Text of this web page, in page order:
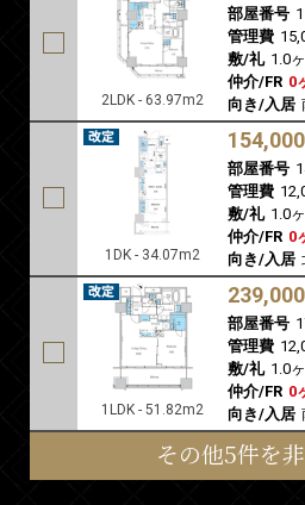
2LDK - 63.97m2
部屋番号
管理費
敷/礼 1.0
仲介/FR 0
向き/入居
1DK - 34.07m2
部屋番号
管理費
敷/礼 1.0
仲介/FR 0
向き/入居
1LDK - 51.82m2
部屋番号
管理費
敷/礼 1.0
仲介/FR 0
向き/入居
その他5件を